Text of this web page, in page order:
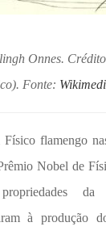
Onnes.
Fonte:
flamengo
Nobel de
propriedades
à produção